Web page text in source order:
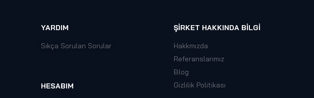
YARDIM
Sıkça Sorulan Sorular
HESABIM
ŞIRKET HAKKINDA BILGI
Hakkmızda
Referanslarımız
Blog
Gizlilik Politikası